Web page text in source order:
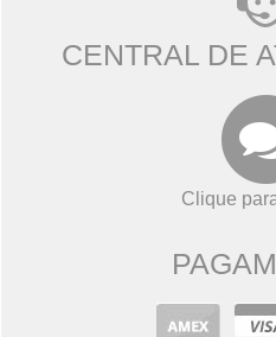
CENTRAL DE
Clique